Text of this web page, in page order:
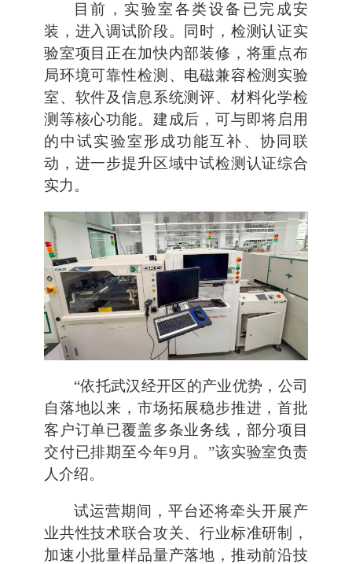
目前，实验室各类设备已完成安
装，进入调试阶段。同时，检测认证实
验室项目正在加快内部装修，将重点布
局环境可靠性检测、电磁兼容检测实验
室、软件及信息系统测评、材料化学检
测等核心功能。建成后，可与即将启用
的中试实验室形成功能互补、协同联
动，进一步提升区域中试检测认证综合
实力。
“依托武汉经开区的产业优势，公司
自落地以来，市场拓展稳步推进，首批
客户订单已覆盖多条业务线，部分项目
交付已排期至今年9月。”该实验室负责
人介绍。
试运营期间，平台还将牵头开展产
业共性技术联合攻关、行业标准研制，
加速小批量样品量产落地，推动前沿技